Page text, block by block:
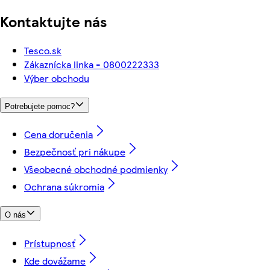
Kontaktujte nás
Tesco.sk
Zákaznícka linka - 0800222333
Výber obchodu
Potrebujete pomoc?
Cena doručenia
Bezpečnosť pri nákupe
Všeobecné obchodné podmienky
Ochrana súkromia
O nás
Prístupnosť
Kde dovážame